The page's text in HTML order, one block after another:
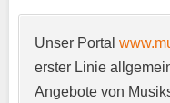
Anschrift
Unser Portal
erster Linie
Angebote von